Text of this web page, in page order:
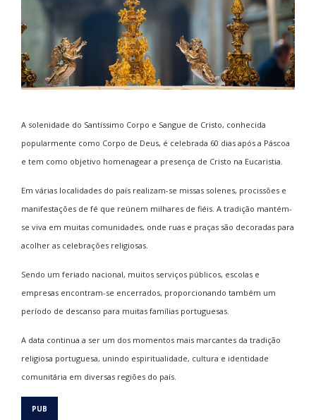
A solenidade do Santíssimo Corpo e Sangue de Cristo, conhecida
popularmente como Corpo de Deus, é celebrada 60 dias após a Páscoa
e tem como objetivo homenagear a presença de Cristo na Eucaristia.
Em várias localidades do país realizam-se missas solenes, procissões e
manifestações de fé que reúnem milhares de fiéis. A tradição mantém-
se viva em muitas comunidades, onde ruas e praças são decoradas para
acolher as celebrações religiosas.
Sendo um feriado nacional, muitos serviços públicos, escolas e
empresas encontram-se encerrados, proporcionando também um
período de descanso para muitas famílias portuguesas.
A data continua a ser um dos momentos mais marcantes da tradição
religiosa portuguesa, unindo espiritualidade, cultura e identidade
comunitária em diversas regiões do país.